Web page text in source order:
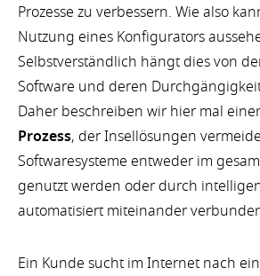
Prozesse zu verbessern. Wie also
Nutzung eines Konfigurators
Selbstverständlich hängt dies von
Software und deren
Daher beschreiben wir hier mal
Prozess, der Insellösungen
Softwaresysteme entweder im
genutzt werden oder durch
automatisiert miteinander
Ein Kunde sucht im Internet nach